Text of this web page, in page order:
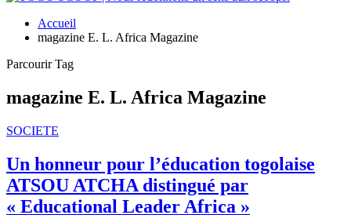
Accueil
magazine E. L. Africa Magazine
Parcourir Tag
magazine E. L. Africa Magazine
SOCIETE
Un honneur pour l’éducation togolaise
ATSOU ATCHA distingué par
« Educational Leader Africa »